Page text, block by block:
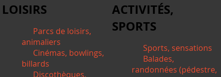
LOISIRS
Parcs de loisirs,
animaliers
Cinémas, bowlings,
billards
Discothèques,
ACTIVITÉS,
SPORTS
Sports, sensations
Balades,
randonnées (pédestre,